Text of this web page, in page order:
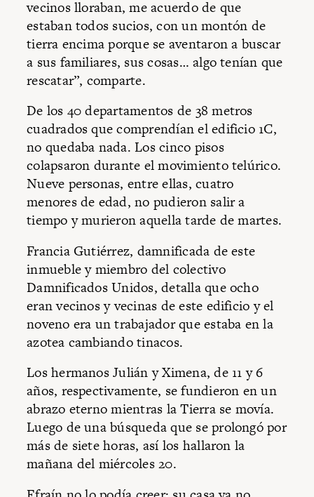
vecinos lloraban, me acuerdo de que
estaban todos sucios, con un montón de
tierra encima porque se aventaron a buscar
a sus familiares, sus cosas… algo tenían que
rescatar”, comparte.
De los 40 departamentos de 38 metros
cuadrados que comprendían el edificio 1C,
no quedaba nada. Los cinco pisos
colapsaron durante el movimiento telúrico.
Nueve personas, entre ellas, cuatro
menores de edad, no pudieron salir a
tiempo y murieron aquella tarde de martes.
Francia Gutiérrez, damnificada de este
inmueble y miembro del colectivo
Damnificados Unidos, detalla que ocho
eran vecinos y vecinas de este edificio y el
noveno era un trabajador que estaba en la
azotea cambiando tinacos.
Los hermanos Julián y Ximena, de 11 y 6
años, respectivamente, se fundieron en un
abrazo eterno mientras la Tierra se movía.
Luego de una búsqueda que se prolongó por
más de siete horas, así los hallaron la
mañana del miércoles 20.